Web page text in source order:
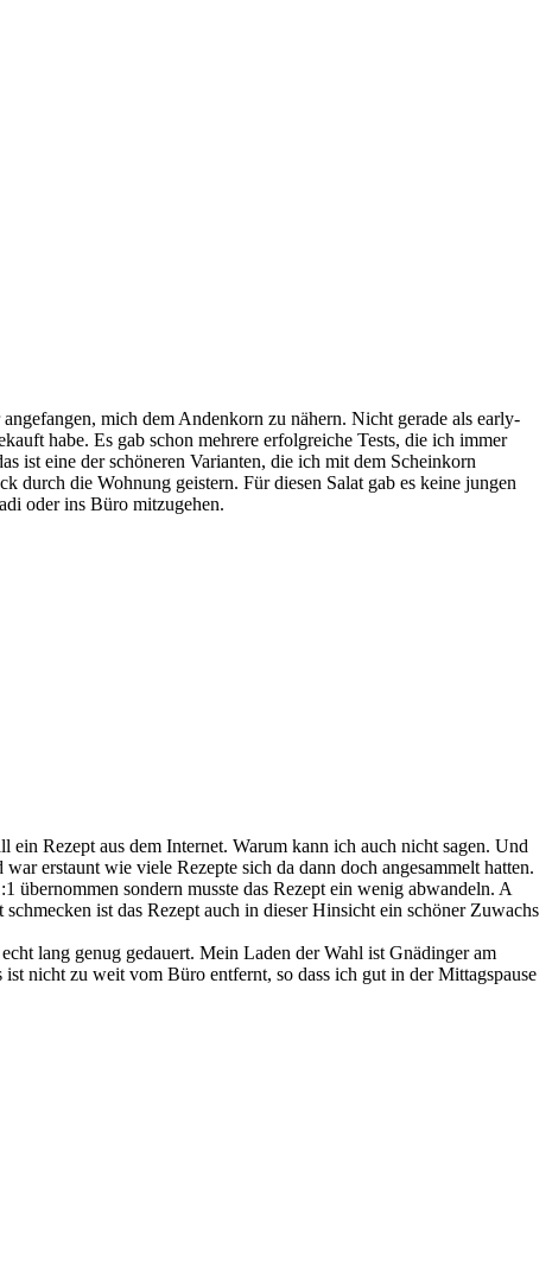
mich dem Andenkorn zu nähern. Nicht gerade als early-
habe. Es gab schon mehrere erfolgreiche Tests, die ich immer
ist eine der schöneren Varianten, die ich mit dem Scheinkorn
durch die Wohnung geistern. Für diesen Salat gab es keine jungen
oder ins Büro mitzugehen.
Rezept aus dem Internet. Warum kann ich auch nicht sagen. Und
erstaunt wie viele Rezepte sich da dann doch angesammelt hatten.
übernommen sondern musste das Rezept ein wenig abwandeln. A
ist das Rezept auch in dieser Hinsicht ein schöner Zuwachs
lang genug gedauert. Mein Laden der Wahl ist Gnädinger am
nicht zu weit vom Büro entfernt, so dass ich gut in der Mittagspause